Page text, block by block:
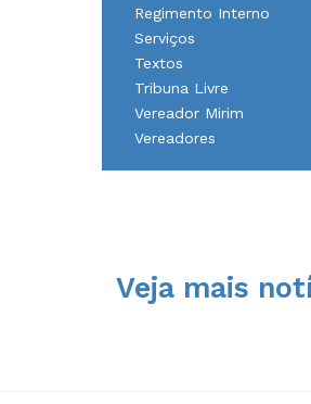
Regimento Interno
Serviços
Textos
Tribuna Livre
Vereador Mirim
Vereadores
Veja mais